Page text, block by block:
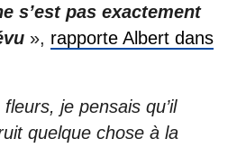
s’est pas exactement
», rapporte Albert dans
je pensais qu’il
quelque chose à la